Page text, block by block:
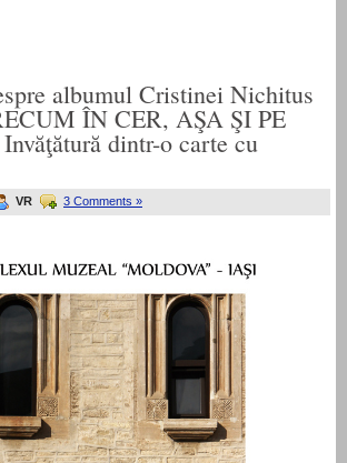
albumul Cristinei Nichitus
ÎN CER, AŞA ŞI PE
dintr-o carte cu
VR 3 Comments »